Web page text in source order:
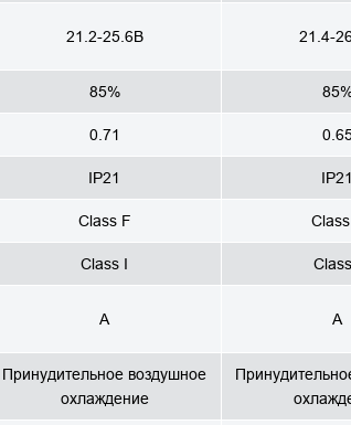
21.2-25.6В 21.4-
85%
0.71
IP21
Class F
Class I
A A
Принудительное воздушное
охлаждение